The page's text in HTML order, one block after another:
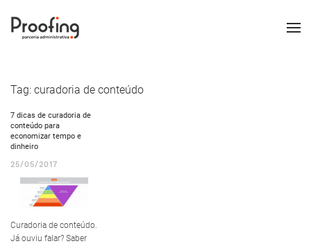
Tag: curadoria de conteúdo
7 dicas de curadoria de
conteúdo para
economizar tempo e
dinheiro
25/05/2017
Curadoria de conteúdo.
Já ouviu falar? Saber